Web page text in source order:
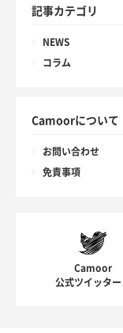
記事カテゴリ
NEWS
コラム
Camoorについて
お問い合わせ
免責事項
Camoor
公式ツイッター